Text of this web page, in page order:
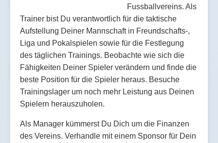
Fussballvereins. Als
Trainer bist Du verantwortlich für die taktische
Aufstellung Deiner Mannschaft in Freundschafts-,
Liga und Pokalspielen sowie für die Festlegung
des täglichen Trainings. Beobachte wie sich die
Fähigkeiten Deiner Spieler verändern und finde die
beste Position für die Spieler heraus. Besuche
Trainingslager um noch mehr Leistung aus Deinen
Spielern herauszuholen.
Als Manager kümmerst Du Dich um die Finanzen
des Vereins. Verhandle mit einem Sponsor für Dein